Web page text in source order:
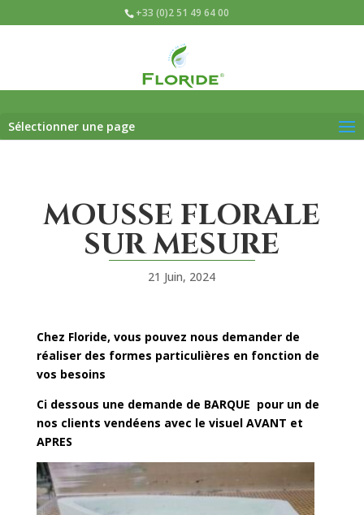
+33 (0)2 51 49 64 00
Sélectionner une page
MOUSSE FLORALE
SUR MESURE
21 Juin, 2024
Chez Floride, vous pouvez nous demander de
réaliser des formes particulières en fonction de
vos besoins
Ci dessous une demande de BARQUE pour un de
nos clients vendéens avec le visuel AVANT et
APRES